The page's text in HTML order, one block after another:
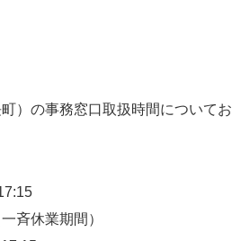
）の事務窓口取扱時間についてお
斉休業期間）